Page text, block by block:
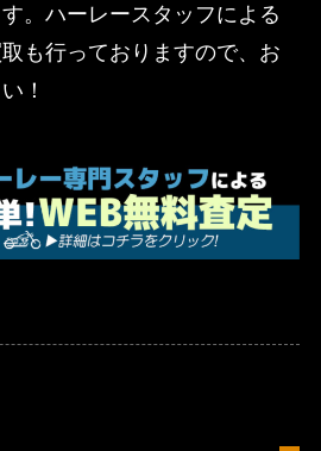
。ハーレースタッフによる
も行っておりますので、お
！